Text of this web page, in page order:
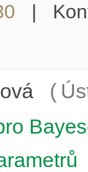
|
(